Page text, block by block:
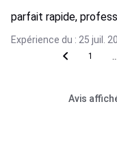
parfait rapide,
Expérience du : 25 juil.
1
Avis